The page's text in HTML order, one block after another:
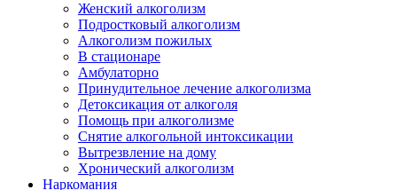
Женский алкоголизм
Подростковый алкоголизм
Алкоголизм пожилых
В стационаре
Амбулаторно
Принудительное лечение алкоголизма
Детоксикация от алкоголя
Помощь при алкоголизме
Снятие алкогольной интоксикации
Вытрезвление на дому
Хронический алкоголизм
Наркомания